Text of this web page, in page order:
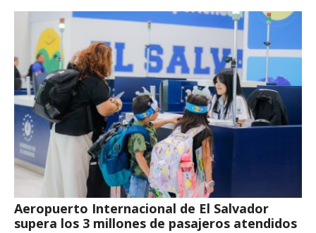
Aeropuerto Internacional de El Salvador
supera los 3 millones de pasajeros atendidos